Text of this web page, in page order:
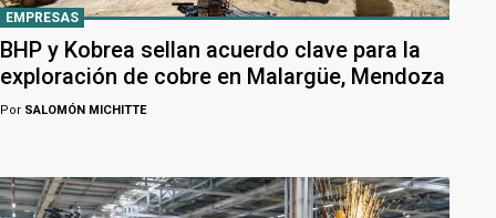
EMPRESAS
BHP y Kobrea sellan acuerdo clave para la
exploración de cobre en Malargüe, Mendoza
Por SALOMÓN MICHITTE